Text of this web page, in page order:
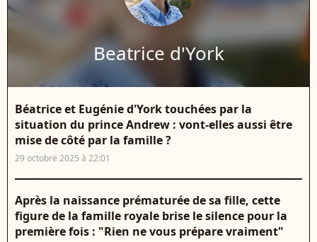
Beatrice d'York
Béatrice et Eugénie d'York touchées par la
situation du prince Andrew : vont-elles aussi être
mise de côté par la famille ?
29 octobre 2025 à 22:01
Après la naissance prématurée de sa fille, cette
figure de la famille royale brise le silence pour la
première fois : "Rien ne vous prépare vraiment"